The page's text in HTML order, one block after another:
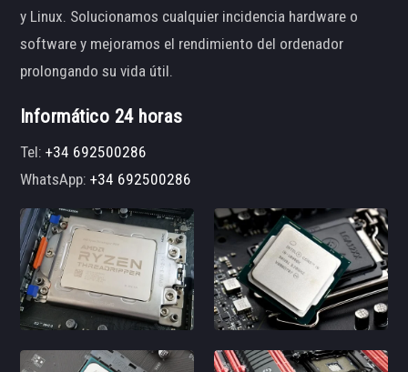
y Linux. Solucionamos cualquier incidencia hardware o
software y mejoramos el rendimiento del ordenador
prolongando su vida útil.
Informático 24 horas
Tel:+34 692500286
WhatsApp:+34 692500286